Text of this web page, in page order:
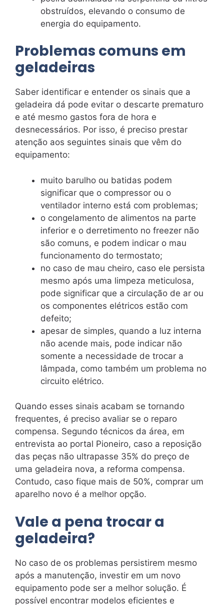
obstruídos, elevando o consumo de
energia do equipamento.
Problemas comuns em
geladeiras
Saber identificar e entender os sinais que a
geladeira dá pode evitar o descarte prematuro
e até mesmo gastos fora de hora e
desnecessários. Por isso, é preciso prestar
atenção aos seguintes sinais que vêm do
equipamento:
muito barulho ou batidas podem
significar que o compressor ou o
ventilador interno está com problemas;
o congelamento de alimentos na parte
inferior e o derretimento no freezer não
são comuns, e podem indicar o mau
funcionamento do termostato;
no caso de mau cheiro, caso ele persista
mesmo após uma limpeza meticulosa,
pode significar que a circulação de ar ou
os componentes elétricos estão com
defeito;
apesar de simples, quando a luz interna
não acende mais, pode indicar não
somente a necessidade de trocar a
lâmpada, como também um problema no
circuito elétrico.
Quando esses sinais acabam se tornando
frequentes, é preciso avaliar se o reparo
compensa. Segundo técnicos da área, em
entrevista ao portal Pioneiro, caso a reposição
das peças não ultrapasse 35% do preço de
uma geladeira nova, a reforma compensa.
Contudo, caso fique mais de 50%, comprar um
aparelho novo é a melhor opção.
Vale a pena trocar a
geladeira?
No caso de os problemas persistirem mesmo
após a manutenção, investir em um novo
equipamento pode ser a melhor solução. É
possível encontrar modelos eficientes e